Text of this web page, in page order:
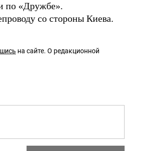
по «Дружбе».
со стороны Киева.
на сайте. О редакционной